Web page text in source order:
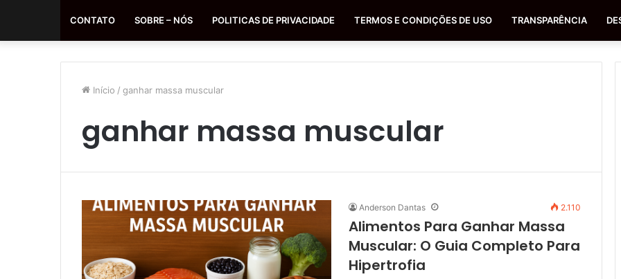
CONTATO SOBRE – NÓS POLITICAS DE PRIVACIDADE TERMOS E CONDIÇÕES DE USO TRANSPARÊNCIA
Início / ganhar massa muscular
ganhar massa muscular
Anderson Dantas 2.110
Alimentos Para Ganhar Massa
Muscular: O Guia Completo Para
Hipertrofia